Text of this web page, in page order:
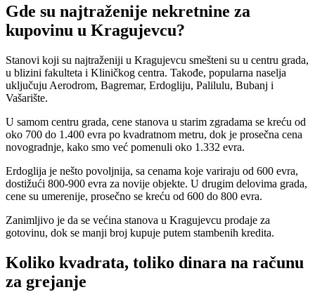
Gde su najtraženije nekretnine za
kupovinu u Kragujevcu?
Stanovi koji su najtraženiji u Kragujevcu smešteni su u centru grada,
u blizini fakulteta i Kliničkog centra. Takođe, popularna naselja
uključuju Aerodrom, Bagremar, Erdogliju, Palilulu, Bubanj i
Vašarište.
U samom centru grada, cene stanova u starim zgradama se kreću od
oko 700 do 1.400 evra po kvadratnom metru, dok je prosečna cena
novogradnje, kako smo već pomenuli oko 1.332 evra.
Erdoglija je nešto povoljnija, sa cenama koje variraju od 600 evra,
dostižući 800-900 evra za novije objekte. U drugim delovima grada,
cene su umerenije, prosečno se kreću od 600 do 800 evra.
Zanimljivo je da se većina stanova u Kragujevcu prodaje za
gotovinu, dok se manji broj kupuje putem stambenih kredita.
Koliko kvadrata, toliko dinara na računu
za grejanje